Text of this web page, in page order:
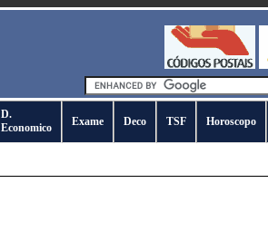
D.
Economico
Exame Deco TSF Horoscopo